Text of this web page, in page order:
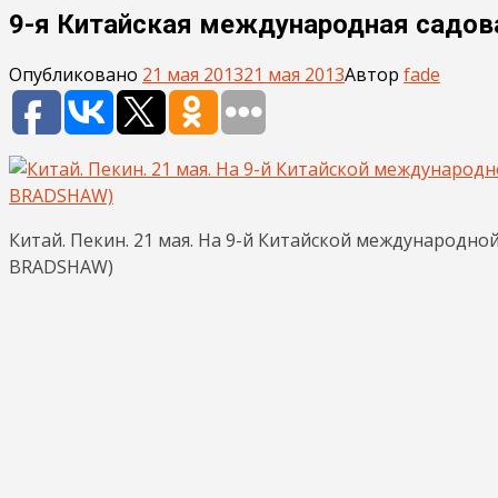
9-я Китайская международная
Опубликовано 21 мая 201321 мая 2013Автор fade
Китай. Пекин. 21 мая. На 9-й Китайской
BRADSHAW)